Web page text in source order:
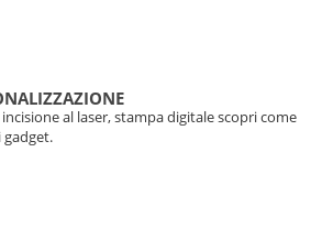
al laser, stampa digitale scopri come